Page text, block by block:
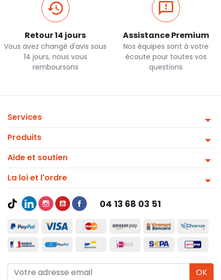
Retour 14 jours
Vous avez changé d'avis sous
14 jours, nous vous
remboursons
Assistance Premium
Nos équipes sont à votre
écoute pour toutes vos
questions
Services
Produits
Aide et soutien
La loi et l'ordre
04 13 68 03 51
OK